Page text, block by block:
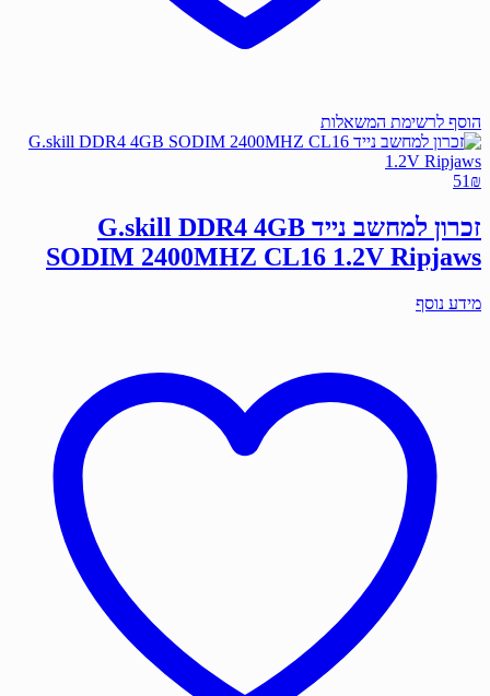
הוסף לרשימת המשאלות
51 ₪
זכרון למחשב נייד G.skill DDR4 4GB
SODIM 2400MHZ CL16 1.2V Ripjaws
מידע נוסף